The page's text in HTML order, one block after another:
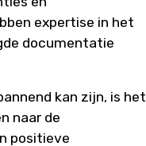
expertise in het
documentatie
kan zijn, is het
naar de
positieve